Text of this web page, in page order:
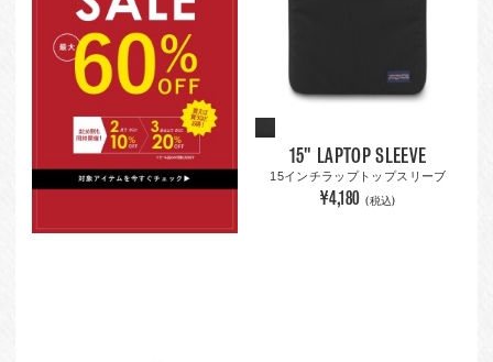
15" LAPTOP SLEEVE
15インチラップトップスリーブ
¥4,180 (税込)